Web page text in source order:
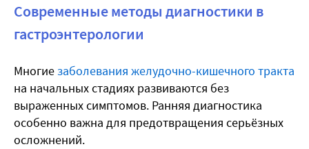
Современные методы диагностики в
гастроэнтерологии
Многие заболевания желудочно-кишечного тракта
на начальных стадиях развиваются без
выраженных симптомов. Ранняя диагностика
особенно важна для предотвращения серьёзных
осложнений.